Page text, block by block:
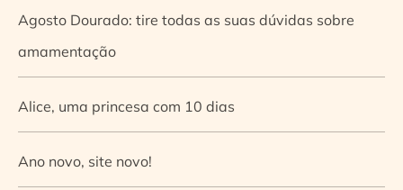
Agosto Dourado: tire todas as suas dúvidas sobre
amamentação
Alice, uma princesa com 10 dias
Ano novo, site novo!